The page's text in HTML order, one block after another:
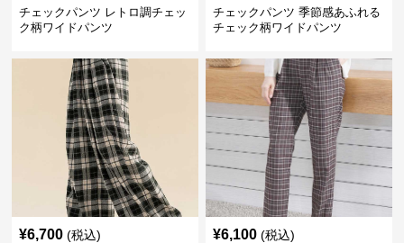
チェックパンツ レトロ調チェッ
ク柄ワイドパンツ
チェックパンツ 季節感あふれる
チェック柄ワイドパンツ
¥6,700 (税込) ¥6,100 (税込)